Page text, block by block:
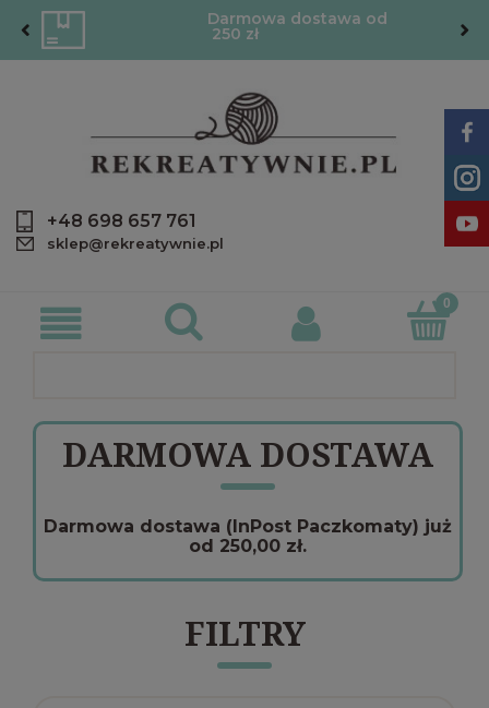
Darmowa dostawa od
250 zł
+48 698 657 761
sklep@rekreatywnie.pl
DARMOWA DOSTAWA
Darmowa dostawa (InPost Paczkomaty) już
od 250,00 zł.
FILTRY